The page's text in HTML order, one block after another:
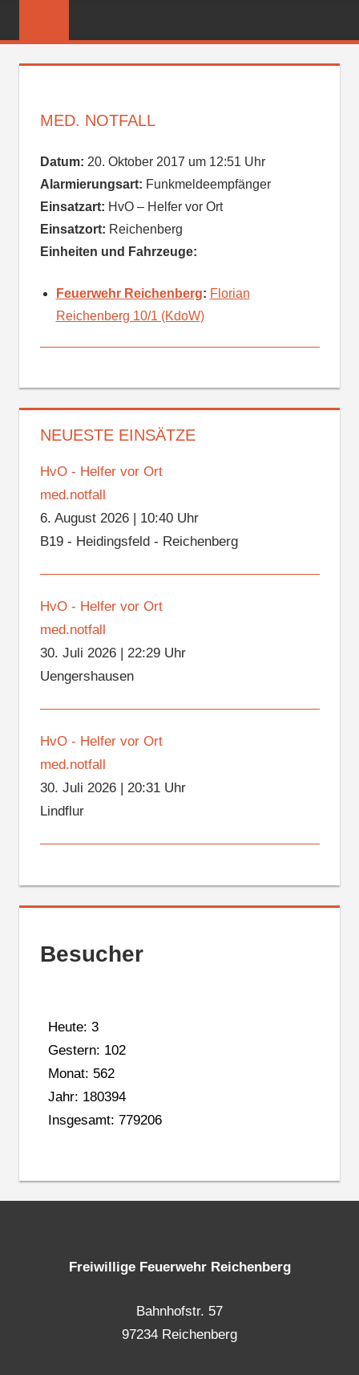
FEUERWEHR
MED. NOTFALL
Datum: 20. Oktober 2017 um 12:51 Uhr
Alarmierungsart: Funkmeldeempfänger
Einsatzart: HvO – Helfer vor Ort
Einsatzort: Reichenberg
Einheiten und Fahrzeuge:
Feuerwehr Reichenberg: Florian
Reichenberg 10/1 (KdoW)
NEUESTE EINSÄTZE
HvO - Helfer vor Ort
med.notfall
6. August 2026| 10:40 Uhr
B19 - Heidingsfeld - Reichenberg
HvO - Helfer vor Ort
med.notfall
30. Juli 2026| 22:29 Uhr
Uengershausen
HvO - Helfer vor Ort
med.notfall
30. Juli 2026| 20:31 Uhr
Lindflur
Besucher
Heute: 3
Gestern: 102
Monat: 562
Jahr: 180394
Insgesamt: 779206
Freiwillige Feuerwehr Reichenberg
Bahnhofstr. 57
97234 Reichenberg